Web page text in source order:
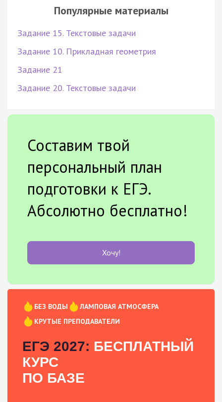
Популярные материалы
Задание 15. Текстовые задачи
Задание 10. Прикладная геометрия
Задание 21
Задание 20. Текстовые задачи
Составим твой
персональный план
подготовки к ЕГЭ.
Абсолютно бесплатно!
Хочу!
БЕЗ ВОДЫ
ЛАМПОВАЯ АТМОСФЕРА
КРУТЫЕ ПРЕПОДАВАТЕЛИ
ЕГЭ 2027: БЕСПЛАТНЫЙ
КУРС
ПО БАЗЕ